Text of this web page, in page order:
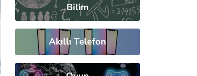
Bilim
Akıllı Telefon